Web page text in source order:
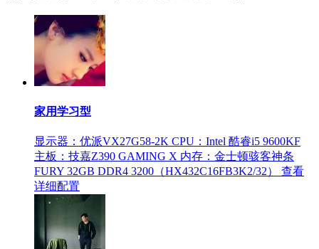
家用学习型
显示器：优派VX27G58-2K CPU：Intel 酷睿i5 9600KF
主板：技嘉Z390 GAMING X 内存：金士顿骇客神条
FURY 32GB DDR4 3200（HX432C16FB3K2/32）
查看
详细配置